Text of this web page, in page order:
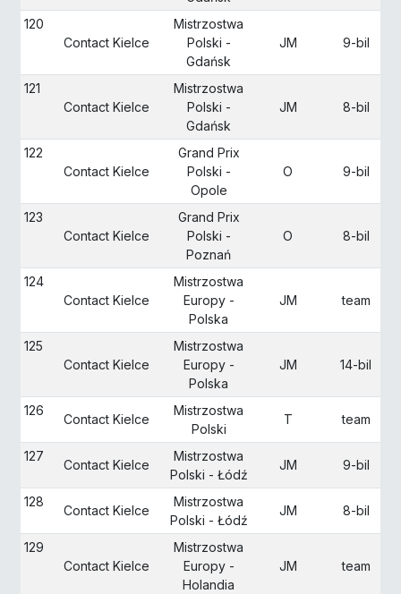
120
Contact Kielce
Mistrzostwa
Polski -
Gdańsk
JM 9-bil
121
Contact Kielce
Mistrzostwa
Polski -
Gdańsk
JM 8-bil
122
Contact Kielce
Grand Prix
Polski -
Opole
O 9-bil
123
Contact Kielce
Grand Prix
Polski -
Poznań
O 8-bil
124
Contact Kielce
Mistrzostwa
Europy -
Polska
JM team
125
Contact Kielce
Mistrzostwa
Europy -
Polska
JM 14-bil
126
Contact Kielce
Mistrzostwa
Polski
T team
127
Contact Kielce
Mistrzostwa
Polski - Łódź
JM 9-bil
128
Contact Kielce
Mistrzostwa
Polski - Łódź
JM 8-bil
129
Contact Kielce
Mistrzostwa
Europy -
Holandia
JM team